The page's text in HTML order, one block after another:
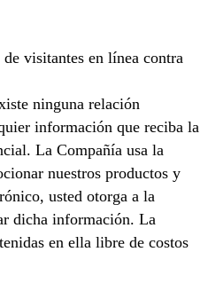
visitantes en línea contra
ninguna relación
información que reciba la
La Compañía usa la
nuestros productos y
usted otorga a la
dicha información. La
en ella libre de costos